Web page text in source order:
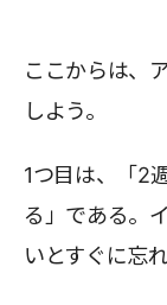
ここからは、
しよう。
1つ目は、「2
る」である。
いとすぐに忘